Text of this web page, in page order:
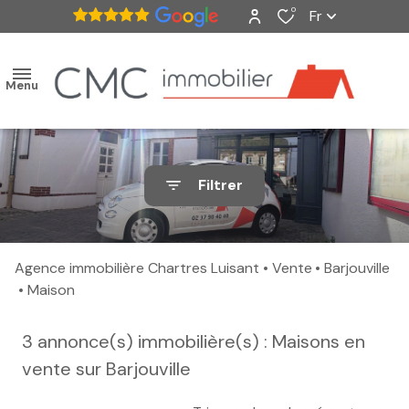
0 Fr
Menu
accueil
ventes
biens
estimation
Filtrer
Agence immobilière Chartres Luisant Vente
Barjouville
Maison
3 annonce(s) immobilière(s) : Maisons en
vente sur Barjouville